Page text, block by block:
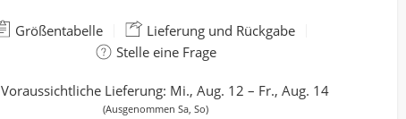
Größentabelle
Lieferung und Rückgabe
Stelle eine Frage
Voraussichtliche Lieferung: Mi., Aug. 12 – Fr., Aug. 14
(Ausgenommen Sa, So)